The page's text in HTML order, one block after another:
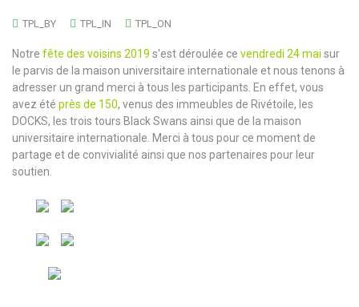
TPL_BY TPL_IN TPL_ON
Notre fête des voisins 2019 s'est déroulée ce vendredi 24 mai sur
le parvis de la maison universitaire internationale et nous tenons à
adresser un grand merci à tous les participants. En effet, vous
avez été près de 150, venus des immeubles de Rivétoile, les
DOCKS, les trois tours Black Swans ainsi que de la maison
universitaire internationale. Merci à tous pour ce moment de
partage et de convivialité ainsi que nos partenaires pour leur
soutien.